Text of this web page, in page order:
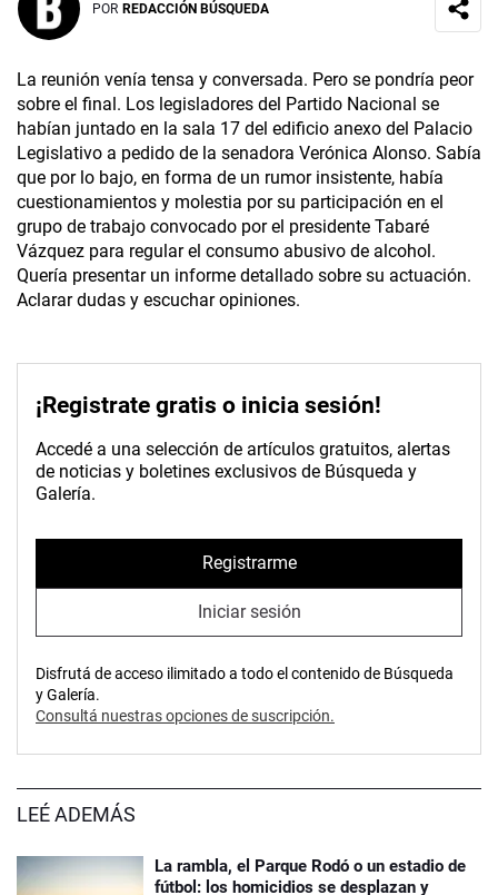
POR REDACCIÓN BÚSQUEDA
La reunión venía tensa y conversada. Pero se pondría peor
sobre el final. Los legisladores del Partido Nacional se
habían juntado en la sala 17 del edificio anexo del Palacio
Legislativo a pedido de la senadora Verónica Alonso. Sabía
que por lo bajo, en forma de un rumor insistente, había
cuestionamientos y molestia por su participación en el
grupo de trabajo convocado por el presidente Tabaré
Vázquez para regular el consumo abusivo de alcohol.
Quería presentar un informe detallado sobre su actuación.
Aclarar dudas y escuchar opiniones.
¡Registrate gratis o inicia sesión!
Accedé a una selección de artículos gratuitos, alertas
de noticias y boletines exclusivos de Búsqueda y
Galería.
Registrarme
Iniciar sesión
Disfrutá de acceso ilimitado a todo el contenido de Búsqueda
y Galería.
Consultá nuestras opciones de suscripción.
LEÉ ADEMÁS
La rambla, el Parque Rodó o un estadio de
fútbol: los homicidios se desplazan y